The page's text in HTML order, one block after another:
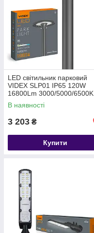
LED світильник парковий
VIDEX SLP01 IP65 120W
16800Lm 3000/5000/6500K
220V
В наявності
3 203 ₴
Купити